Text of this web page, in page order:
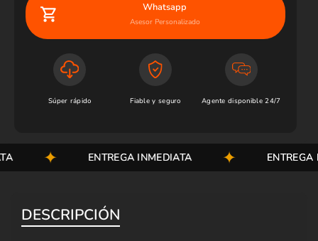
Whatsapp
Asesor Personalizado
Súper rápido Fiable y seguro Agente disponible 24/7
ENTREGA INMEDIATA ENTREGA
DESCRIPCIÓN